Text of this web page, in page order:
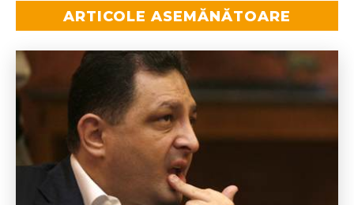
ARTICOLE ASEMĂNĂTOARE